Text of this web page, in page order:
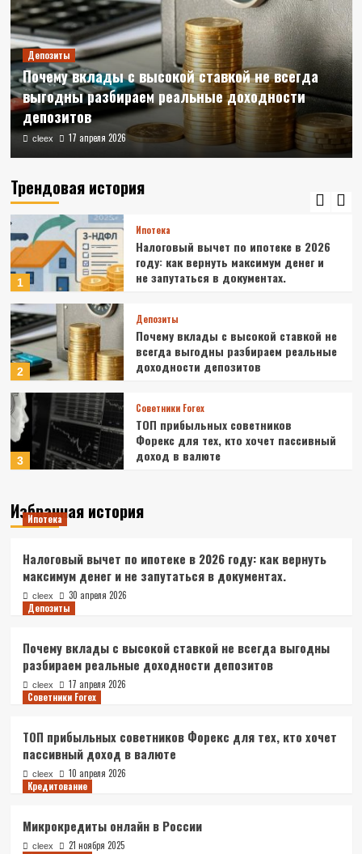
Депозиты
Почему вклады с высокой ставкой не всегда
выгодны разбираем реальные доходности
депозитов
cleex 17 апреля 2026
Трендовая история
3
доход в валюте
4
Кредитование
Микрокредиты онлайн в России
5
1
Ипотека
Налоговый вычет по ипотеке в 2026
году: как вернуть максимум денег и
не запутаться в документах.
2
Депозиты
Почему вклады с высокой ставкой не
всегда выгодны разбираем реальные
доходности депозитов
3
Советники Forex
ТОП прибыльных советников
Форекс для тех, кто хочет пассивный
доход в валюте
Кредитование
Ипотека
Депозиты
Избранная история
Ипотека
Налоговый вычет по ипотеке в 2026 году: как вернуть
максимум денег и не запутаться в документах.
cleex
30 апреля 2026
Депозиты
Почему вклады с высокой ставкой не всегда выгодны
разбираем реальные доходности депозитов
cleex
17 апреля 2026
Советники Forex
ТОП прибыльных советников Форекс для тех, кто хочет
пассивный доход в валюте
cleex
10 апреля 2026
Кредитование
Микрокредиты онлайн в России
cleex
21 ноября 2025